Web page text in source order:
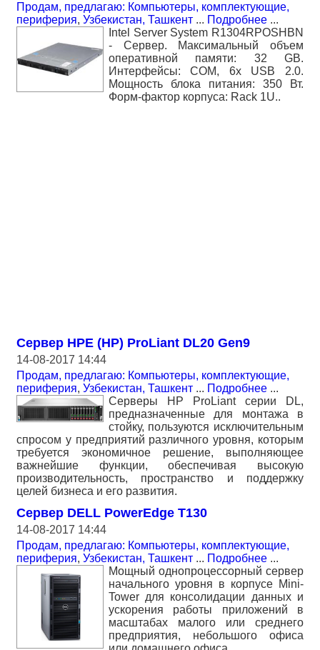
Продам, предлагаю: Компьютеры, комплектующие,
периферия, Узбекистан, Ташкент ... Подробнее ...
Intel Server System R1304RPOSHBN
- Сервер. Максимальный объем
оперативной памяти: 32 GB.
Интерфейсы: COM, 6x USB 2.0.
Мощность блока питания: 350 Вт.
Форм-фактор корпуса: Rack 1U..
Сервер HPE (HP) ProLiant DL20 Gen9
14-08-2017 14:44
Продам, предлагаю: Компьютеры, комплектующие,
периферия, Узбекистан, Ташкент ... Подробнее ...
Серверы HP ProLiant серии DL,
предназначенные для монтажа в
стойку, пользуются исключительным
спросом у предприятий различного уровня, которым
требуется экономичное решение, выполняющее
важнейшие функции, обеспечивая высокую
производительность, пространство и поддержку
целей бизнеса и его развития.
Сервер DELL PowerEdge T130
14-08-2017 14:44
Продам, предлагаю: Компьютеры, комплектующие,
периферия, Узбекистан, Ташкент ... Подробнее ...
Мощный однопроцессорный сервер
начального уровня в корпусе Mini-
Tower для консолидации данных и
ускорения работы приложений в
масштабах малого или среднего
предприятия, небольшого офиса